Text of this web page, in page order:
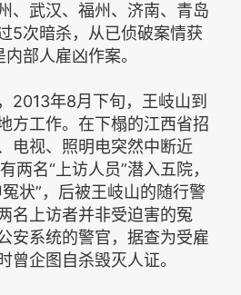
、武汉、福州、济南、青岛
5次暗杀，从已侦破案情获
部人雇凶作案。
2013年8月下旬，王岐山到
方工作。在下榻的江西省招
电视、照明电突然中断近
两名“上访人员”潜入五院，
状”，后被王岐山的随行警
名上访者并非受迫害的冤
安系统的警官，据查为受雇
曾企图自杀毁灭人证。